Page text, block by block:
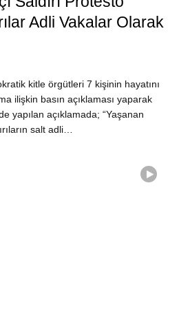
Adli Vakalar Olarak
kitle örgütleri 7 kişinin hayatını
ilişkin basın açıklaması yaparak
yapılan açıklamada; “Yaşanan
salt adli…